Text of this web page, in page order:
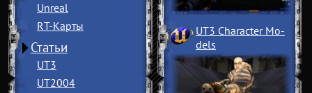
Unreal
RT-Карты
Статьи
UT3
UT2004
UT3 Character Mo­
dels